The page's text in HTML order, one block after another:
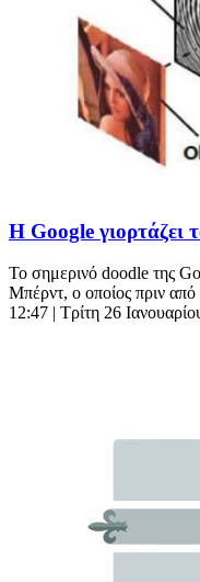
H Google γιορτάζει
Το σημερινό doodle της
Μπέρντ, ο οποίος πριν
12:47 | Τρίτη 26